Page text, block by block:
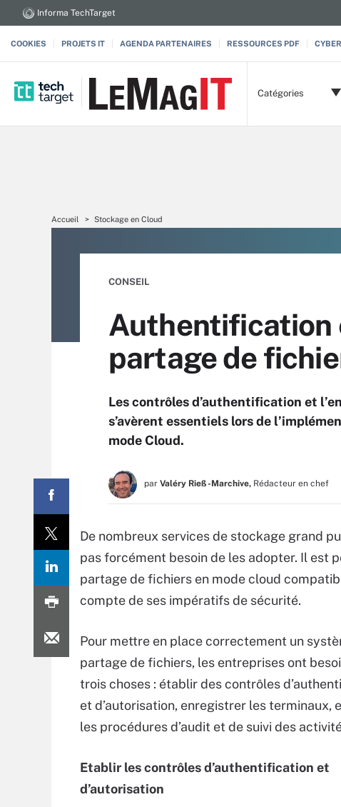
Informa TechTarget
COOKIES PROJETS IT AGENDA PARTENAIRES RESSOURCES PDF
Catégories
Accueil Stockage en Cloud
CONSEIL
Authentification
partage de
Les contrôles d’authentification et
s’avèrent essentiels lors de
mode Cloud.
par Valéry Rieß-Marchive, Rédacteur en chef
De nombreux services de stockage grand
pas forcément besoin de les adopter. Il est
partage de fichiers en mode cloud
compte de ses impératifs de sécurité.
Pour mettre en place correctement un
partage de fichiers, les entreprises ont
trois choses : établir des contrôles
et d’autorisation, enregistrer les terminaux,
les procédures d’audit et de suivi des
Etablir les contrôles d’authentification et
d’autorisation